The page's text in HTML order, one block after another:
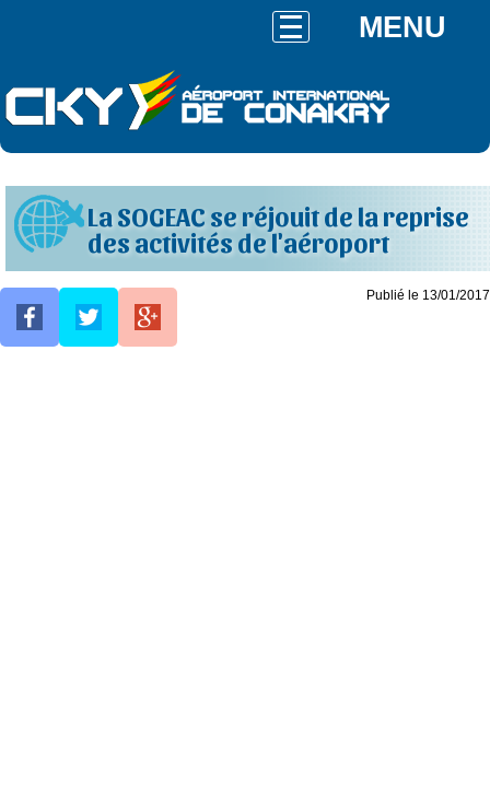
MENU
La SOGEAC se réjouit de la reprise
des activités de l'aéroport
Publié le 13/01/2017